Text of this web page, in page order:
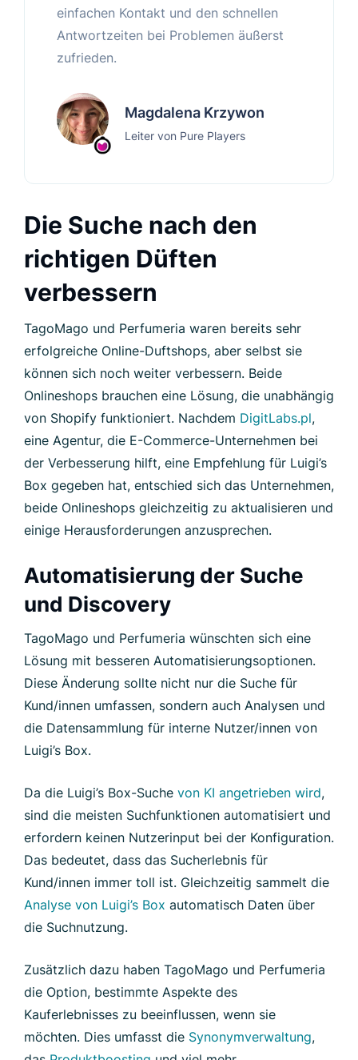
einfachen Kontakt und den schnellen
Antwortzeiten bei Problemen äußerst
zufrieden.
Magdalena Krzywon
Leiter von Pure Players
Die Suche nach den
richtigen Düften
verbessern
TagoMago und Perfumeria waren bereits sehr
erfolgreiche Online-Duftshops, aber selbst sie
können sich noch weiter verbessern. Beide
Onlineshops brauchen eine Lösung, die unabhängig
von Shopify funktioniert. Nachdem DigitLabs.pl,
eine Agentur, die E-Commerce-Unternehmen bei
der Verbesserung hilft, eine Empfehlung für Luigi’s
Box gegeben hat, entschied sich das Unternehmen,
beide Onlineshops gleichzeitig zu aktualisieren und
einige Herausforderungen anzusprechen.
Automatisierung der Suche
und Discovery
TagoMago und Perfumeria wünschten sich eine
Lösung mit besseren Automatisierungsoptionen.
Diese Änderung sollte nicht nur die Suche für
Kund/innen umfassen, sondern auch Analysen und
die Datensammlung für interne Nutzer/innen von
Luigi’s Box.
Da die Luigi’s Box-Suche von KI angetrieben wird,
sind die meisten Suchfunktionen automatisiert und
erfordern keinen Nutzerinput bei der Konfiguration.
Das bedeutet, dass das Sucherlebnis für
Kund/innen immer toll ist. Gleichzeitig sammelt die
Analyse von Luigi’s Box automatisch Daten über
die Suchnutzung.
Zusätzlich dazu haben TagoMago und Perfumeria
die Option, bestimmte Aspekte des
Kauferlebnisses zu beeinflussen, wenn sie
möchten. Dies umfasst die Synonymverwaltung,